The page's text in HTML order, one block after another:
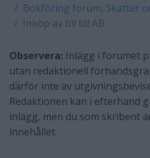
Bokföring forum, Skatter
Inköp av bil till AB
Observera: Inlägg i forumet
utan redaktionell
därför inte av
Redaktionen kan i efterhand
inlägg, men du som skribent
innehållet.